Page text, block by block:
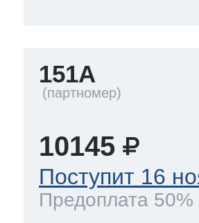
151A
10145
Поступит 16
Предоплата 50%